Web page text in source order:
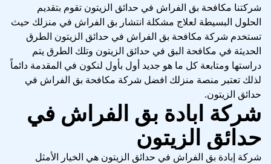
شركتنا مكافحة بق الفراش في حدائق الزيتون تقوم بتقديم
الحلول البسيطة لعلاج مشكلة انتشار بق الفراش في منزلك حيث
تستخدم شركة مكافحة بق الفراش في حدائق الزيتون الطرق
الحديثة في مكافحة البق في حدائق الزيتون وتلك الطرق يتم
دراستها ومتابعة كل ما هو جديد أول بأول لنكون في المقدمة دائماً
لذلك تعتبر منصة منزلك افضل شركة مكافحة بق الفراش في
حدائق الزيتون.
شركة ابادة بق الفراش في
حدائق الزيتون
شركة إبادة بق الفراش في حدائق الزيتون هي الخيار الأمثل